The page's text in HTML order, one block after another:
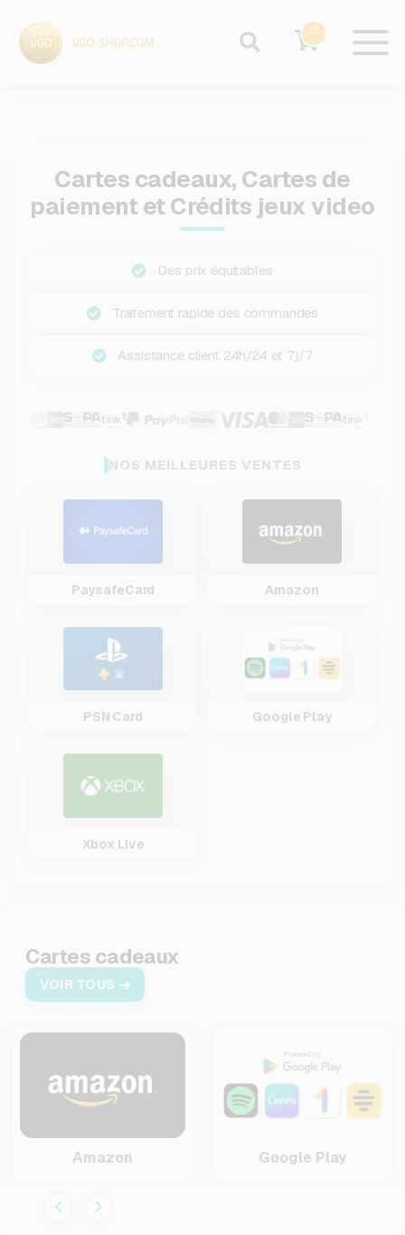
0
Cartes cadeaux, Cartes de
paiement et Crédits jeux video
Des prix équitables
Traitement rapide des commandes
Assistance client 24h/24 et 7j/7
NOS MEILLEURES VENTES
PaysafeCard Amazon
PSN Card Google Play
Xbox Live
Cartes cadeaux
VOIR TOUS
Amazon Google Play